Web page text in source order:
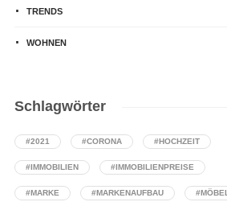
TRENDS
WOHNEN
Schlagwörter
#2021 #CORONA #HOCHZEIT
#IMMOBILIEN #IMMOBILIENPREISE
#MARKE #MARKENAUFBAU #MÖBEL